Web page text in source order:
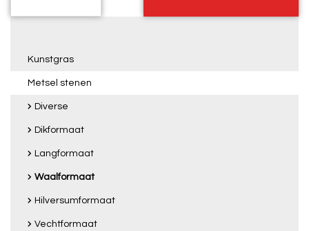
Kunstgras
Metsel stenen
Diverse
Dikformaat
Langformaat
Waalformaat
Hilversumformaat
Vechtformaat